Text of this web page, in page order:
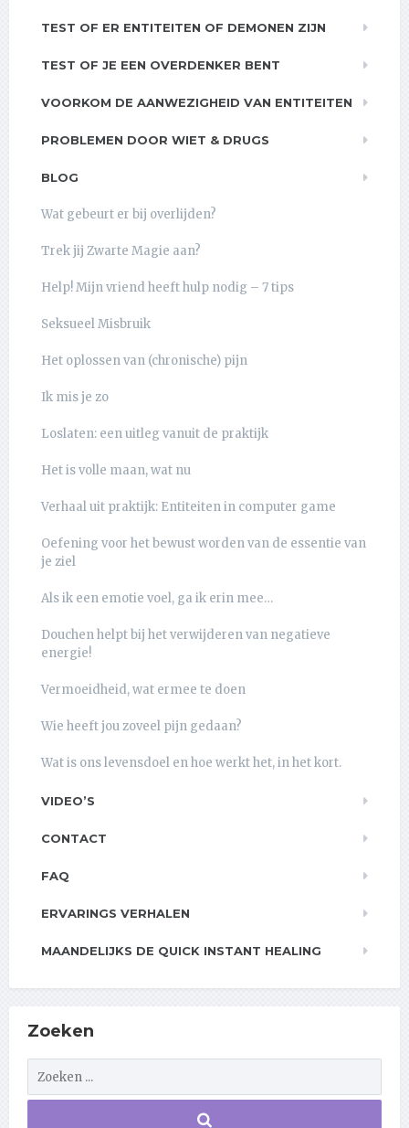
TEST OF ER ENTITEITEN OF DEMONEN ZIJN
TEST OF JE EEN OVERDENKER BENT
VOORKOM DE AANWEZIGHEID VAN ENTITEITEN
PROBLEMEN DOOR WIET & DRUGS
BLOG
Wat gebeurt er bij overlijden?
Trek jij Zwarte Magie aan?
Help! Mijn vriend heeft hulp nodig – 7 tips
Seksueel Misbruik
Het oplossen van (chronische) pijn
Ik mis je zo
Loslaten: een uitleg vanuit de praktijk
Het is volle maan, wat nu
Verhaal uit praktijk: Entiteiten in computer game
Oefening voor het bewust worden van de essentie van
je ziel
Als ik een emotie voel, ga ik erin mee…
Douchen helpt bij het verwijderen van negatieve
energie!
Vermoeidheid, wat ermee te doen
Wie heeft jou zoveel pijn gedaan?
Wat is ons levensdoel en hoe werkt het, in het kort.
VIDEO’S
CONTACT
FAQ
ERVARINGS VERHALEN
MAANDELIJKS DE QUICK INSTANT HEALING
Zoeken